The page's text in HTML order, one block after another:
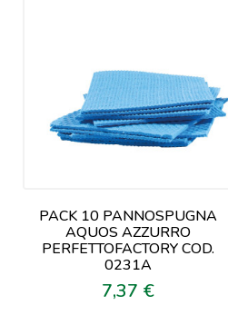
PACK 10 PANNOSPUGNA
AQUOS AZZURRO
PERFETTOFACTORY COD.
0231A
Prezzo
7,37 €